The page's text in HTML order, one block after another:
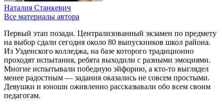
Наталия Станкевич
Все материалы автора
Первый этап позади. Централизованный экзамен по предмету
на выбор сдали сегодня около 80 выпускников школ района.
Из Узденского колледжа, на базе которого традиционно
проходят испытания, ребята выходили с разными эмоциями.
Многие испытывали победную эйфорию, а кто-то выглядел
менее радостным — задания оказались не совсем простыми.
Девушки и юноши оживленно рассказывали обо всем своим
педагогам.